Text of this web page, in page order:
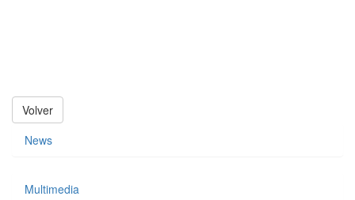
Volver
News
Multimedia